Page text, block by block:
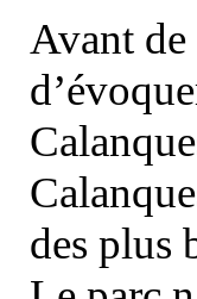
Avant
des plus